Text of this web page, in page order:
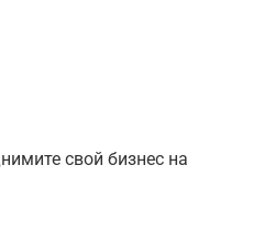
свой бизнес на